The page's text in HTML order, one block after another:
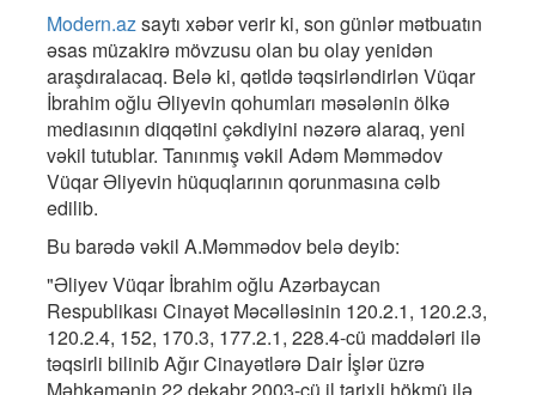
Modern.azsaytı xəbər verir ki, son günlər mətbuatın
əsas müzakirə mövzusu olan bu olay yenidən
araşdıralacaq. Belə ki, qətldə təqsirləndirlən Vüqar
İbrahim oğlu Əliyevin qohumları məsələnin ölkə
mediasının diqqətini çəkdiyini nəzərə alaraq, yeni
vəkil tutublar. Tanınmış vəkil Adəm Məmmədov
Vüqar Əliyevin hüquqlarının qorunmasına cəlb
edilib.
Bu barədə vəkil A.Məmmədov belə deyib:
"Əliyev Vüqar İbrahim oğlu Azərbaycan
Respublikası Cinayət Məcəlləsinin 120.2.1, 120.2.3,
120.2.4, 152, 170.3, 177.2.1, 228.4-cü maddələri ilə
təqsirli bilinib Ağır Cinayətlərə Dair İşlər üzrə
Məhkəmənin 22 dekabr 2003-cü il tarixli hökmü ilə